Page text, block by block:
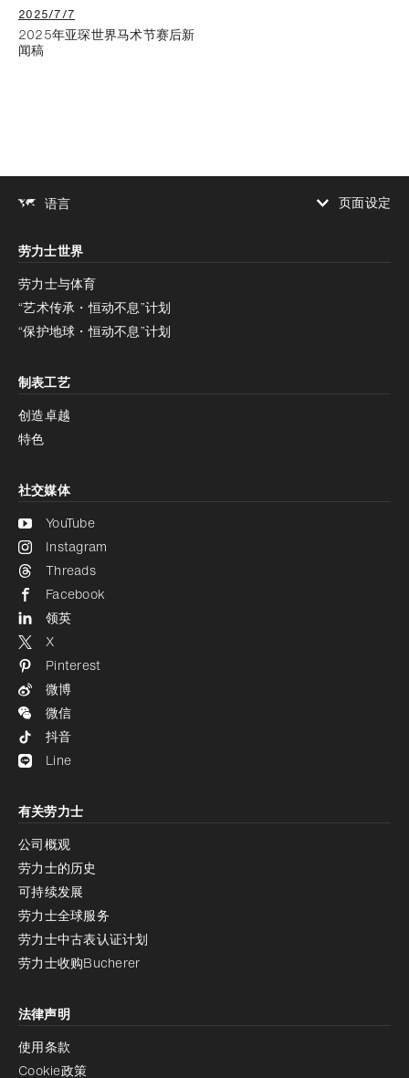
2025/7/7
2025年亚琛世界马术节赛后新
闻稿
语言
页面设定
增加对比度
停用
减少动画
减少动画
停用
劳力士世界
劳力士与体育
“艺术传承・恒动不息”计划
“保护地球・恒动不息”计划
制表工艺
创造卓越
特色
社交媒体
YouTube
Instagram
Threads
Facebook
领英
X
Pinterest
微博
微信
抖音
Line
有关劳力士
公司概观
劳力士的历史
可持续发展
劳力士全球服务
劳力士中古表认证计划
劳力士收购Bucherer
法律声明
使用条款
Cookie政策